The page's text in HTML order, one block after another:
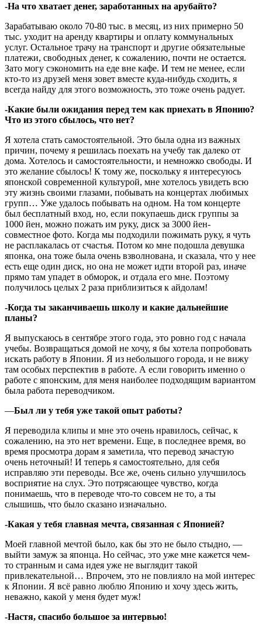
-На что хватает денег, заработанных на арубайто?
Зарабатываю около 70-80 тыс. в месяц, из них примерно 50
тыс. уходит на аренду квартиры и оплату коммунальных
услуг. Остальное трачу на транспорт и другие обязательные
платежи, свободных денег, к сожалению, почти не остается.
Зато могу сэкономить на еде вне кафе. И тем не менее, если
кто-то из друзей меня зовет вместе куда-нибудь сходить, я
всегда найду для этого возможность, это тоже очень радует.
-Какие были ожидания перед тем как приехать в Японию?
Что из этого сбылось, что нет?
Я хотела стать самостоятельной. Это была одна из важных
причин, почему я решилась поехать на учебу так далеко от
дома. Хотелось и самостоятельности, и немножко свободы. И
это желание сбылось! К тому же, поскольку я интересуюсь
японской современной культурой, мне хотелось увидеть всю
эту жизнь своими глазами, побывать на концертах любимых
групп… Уже удалось побывать на одном. На том концерте
был бесплатный вход, но, если покупаешь диск группы за
1000 йен, можно пожать им руку, диск за 3000 йен-
совместное фото. Когда мы подходили пожимать руку, я чуть
не расплакалась от счастья. Потом ко мне подошла девушка
японка, она тоже была очень взволнована, и сказала, что у нее
есть еще один диск, но она не может идти второй раз, иначе
прямо там упадет в обморок, и отдала его мне. Поэтому
получилось целых 2 раза приблизиться к айдолам!
-Когда ты заканчиваешь школу и какие дальнейшие
планы?
Я выпускаюсь в сентябре этого года, это ровно год с начала
учебы. Возвращаться домой не хочу, я бы хотела попробовать
искать работу в Японии. Я из небольшого города, и не вижу
там особых перспектив в работе. А если говорить именно о
работе с японским, для меня наиболее подходящим вариантом
была работа переводчиком.
—Был ли у тебя уже такой опыт работы?
Я переводила клипы и мне это очень нравилось, сейчас, к
сожалению, на это нет времени. Еще, в последнее время, во
время просмотра дорам я заметила, что перевод зачастую
очень неточный! И теперь я самостоятельно, для себя
исправляю эти переводы. Все же, очень сильно улучшилось
восприятие на слух. Это потрясающее чувство, когда
понимаешь, что в переводе что-то совсем не то, а ты
слышишь, что было сказано изначально.
-Какая у тебя главная мечта, связанная с Японией?
Моей главной мечтой было, как бы это не было стыдно, —
выйти замуж за японца. Но сейчас, это уже мне кажется чем-
то странным и сама идея уже не выглядит такой
привлекательной… Впрочем, это не повлияло на мой интерес
к Японии. Я всё равно люблю Японию и хочу здесь жить,
неважно, какой у меня будет муж!
-Настя, спасибо большое за интервью!